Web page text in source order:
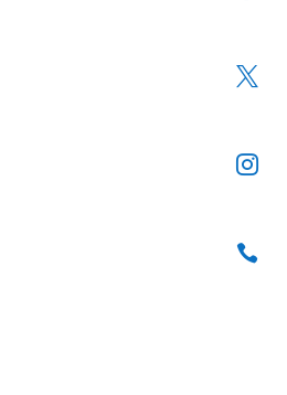


